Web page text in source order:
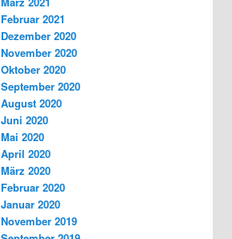
Februar 2021
Dezember 2020
November 2020
Oktober 2020
September 2020
August 2020
Juni 2020
Mai 2020
April 2020
März 2020
Februar 2020
Januar 2020
November 2019